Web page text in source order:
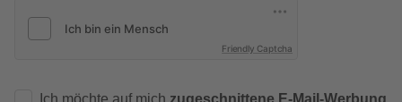
Friendly Captcha